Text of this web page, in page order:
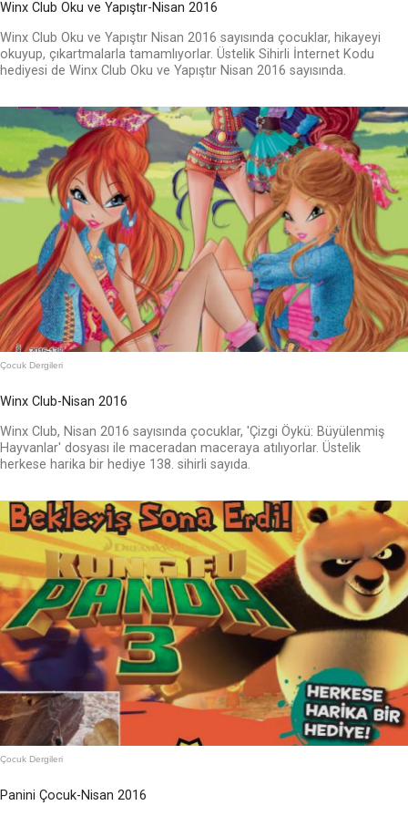
Winx Club Oku ve Yapıştır-Nisan 2016
Winx Club Oku ve Yapıştır Nisan 2016 sayısında çocuklar, hikayeyi
okuyup, çıkartmalarla tamamlıyorlar. Üstelik Sihirli İnternet Kodu
hediyesi de Winx Club Oku ve Yapıştır Nisan 2016 sayısında.
Çocuk Dergileri
Winx Club-Nisan 2016
Winx Club, Nisan 2016 sayısında çocuklar, 'Çizgi Öykü: Büyülenmiş
Hayvanlar' dosyası ile maceradan maceraya atılıyorlar. Üstelik
herkese harika bir hediye 138. sihirli sayıda.
Çocuk Dergileri
Panini Çocuk-Nisan 2016